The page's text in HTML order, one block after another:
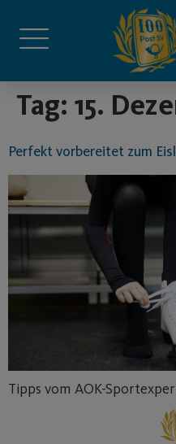
Tag: 15.
Perfekt vorbereitet zum
Tipps vom AOK-